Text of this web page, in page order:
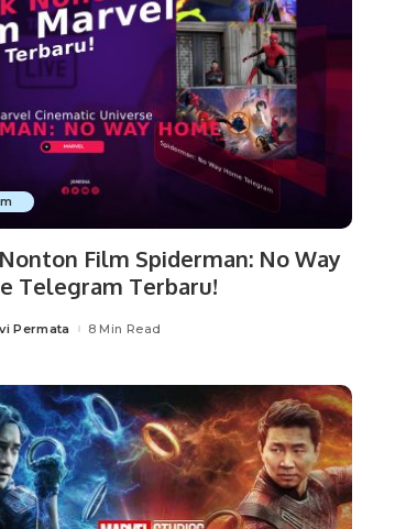
Film Spiderman: No Way
Telegram Terbaru!
Permata 8 Min Read